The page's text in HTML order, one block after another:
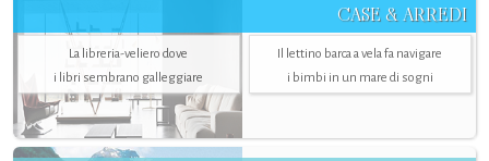
CASE & ARREDI
La libreria-veliero dove
i libri sembrano galleggiare
Il lettino barca a vela fa navigare
i bimbi in un mare di sogni